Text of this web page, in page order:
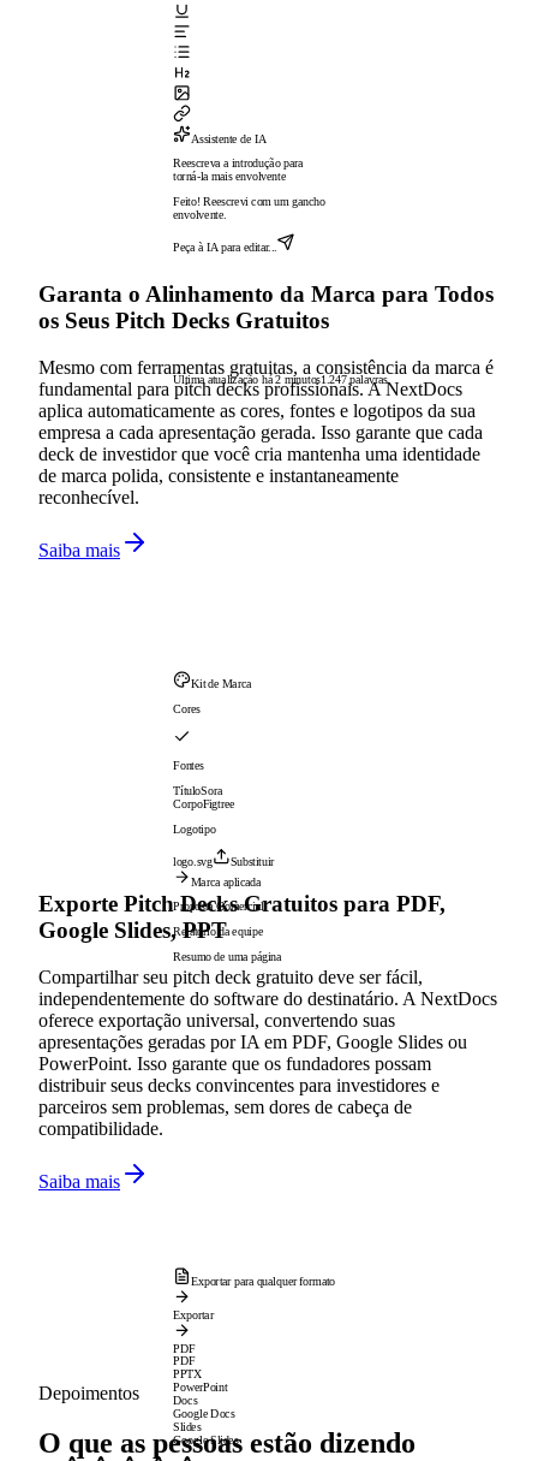
Assistente de IA
Reescreva a introdução para
torná-la mais envolvente
Feito! Reescrevi com um gancho
envolvente.
Peça à IA para editar...
Última atualização há 2 minutos1.247 palavras
Garanta o Alinhamento da Marca para Todos
os Seus Pitch Decks Gratuitos
Mesmo com ferramentas gratuitas, a consistência da marca é
fundamental para pitch decks profissionais. A NextDocs
aplica automaticamente as cores, fontes e logotipos da sua
empresa a cada apresentação gerada. Isso garante que cada
deck de investidor que você cria mantenha uma identidade
de marca polida, consistente e instantaneamente
reconhecível.
Saiba mais
Kit de Marca
Cores
Fontes
TítuloSora
CorpoFigtree
Logotipo
logo.svg
Substituir
Marca aplicada
Proposta Comercial
Relatório da equipe
Resumo de uma página
Exporte Pitch Decks Gratuitos para PDF,
Google Slides, PPT
Compartilhar seu pitch deck gratuito deve ser fácil,
independentemente do software do destinatário. A NextDocs
oferece exportação universal, convertendo suas
apresentações geradas por IA em PDF, Google Slides ou
PowerPoint. Isso garante que os fundadores possam
distribuir seus decks convincentes para investidores e
parceiros sem problemas, sem dores de cabeça de
compatibilidade.
Saiba mais
Exportar para qualquer formato
Exportar
PDF
PDF
PPTX
PowerPoint
Docs
Google Docs
Slides
Google Slides
Depoimentos
O que as pessoas estão dizendo